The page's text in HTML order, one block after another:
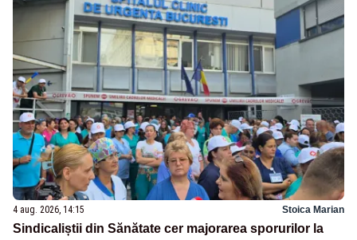
4 aug. 2026, 14:15 Stoica Marian
Sindicaliștii din Sănătate cer majorarea sporurilor la